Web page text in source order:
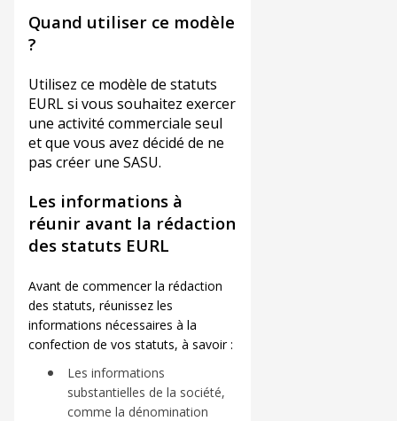
Quand utiliser ce modèle
?
Utilisez ce modèle de statuts
EURL si vous souhaitez exercer
une activité commerciale seul
et que vous avez décidé de ne
pas créer une SASU.
Les informations à
réunir avant la rédaction
des statuts EURL
Avant de commencer la rédaction
des statuts, réunissez les
informations nécessaires à la
confection de vos statuts, à savoir :
Les informations
substantielles de la société,
comme la dénomination